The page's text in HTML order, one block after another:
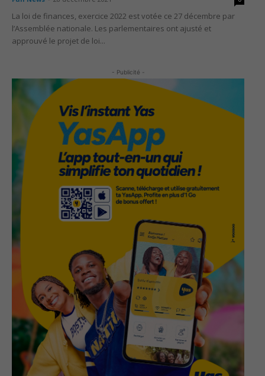
La loi de finances, exercice 2022 est votée ce 27 décembre par
l’Assemblée nationale. Les parlementaires ont ajusté et
approuvé le projet de loi...
- Publicité -